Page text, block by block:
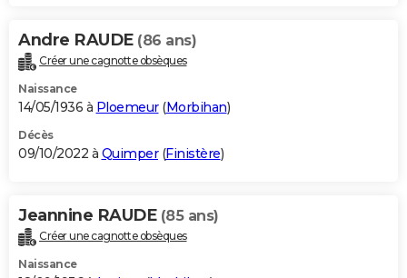
Andre RAUDE (86 ans)
Créer une cagnotte obsèques
Naissance
14/05/1936 à Ploemeur(Morbihan)
Décès
09/10/2022 à Quimper(Finistère)
Jeannine RAUDE (85 ans)
Créer une cagnotte obsèques
Naissance